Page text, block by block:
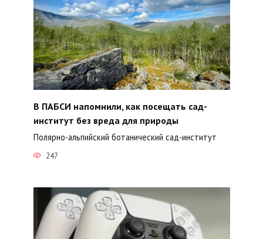
В ПАБСИ напомнили, как посещать сад-
институт без вреда для природы
Полярно-альпийский ботанический сад-институт
247